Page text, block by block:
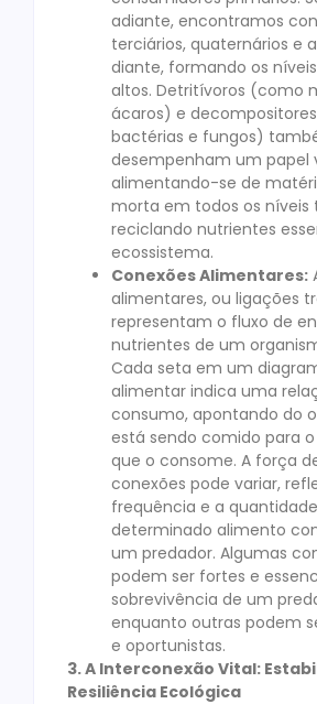
adiante, encontramos
terciários, quaternários e
diante, formando os
altos. Detritívoros (como
ácaros) e
bactérias e fungos)
desempenham um papel
alimentando-se de
morta em todos os níveis
reciclando nutrientes
ecossistema.
Conexões Alimentares:
alimentares, ou ligações
representam o fluxo de
nutrientes de um
Cada seta em um
alimentar indica uma
consumo, apontando do
está sendo comido para
que o consome. A força
conexões pode variar,
frequência e a
determinado alimento
um predador. Algumas
podem ser fortes e
sobrevivência de um
enquanto outras podem
e oportunistas.
3. A Interconexão Vital:
Resiliência Ecológica